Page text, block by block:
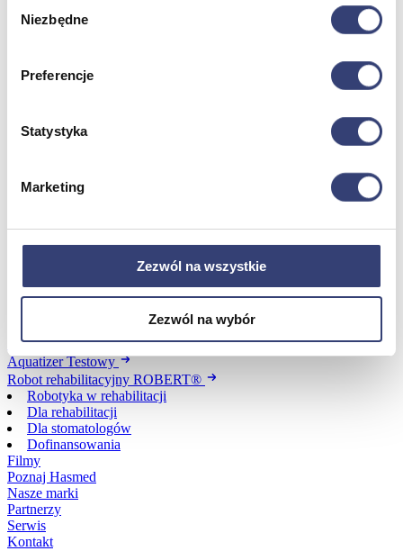
zgody
Niezbędne
Preferencje
Statystyka
Marketing
Zezwól na wszystkie
Zezwól na wybór
Wróć
Zdrowie i uroda
Wróć
Wynajem
Zobacz wszystko
Aquatizer Testowy
Robot rehabilitacyjny ROBERT®
Robotyka w rehabilitacji
Dla rehabilitacji
Dla stomatologów
Dofinansowania
Filmy
Poznaj Hasmed
Nasze marki
Partnerzy
Serwis
Kontakt